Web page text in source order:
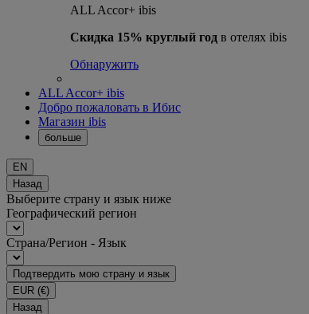
ALL Accor+ ibis
Скидка 15% круглый год в отелях ibis
Обнаружить
ALL Accor+ ibis
Добро пожаловать в Ибис
Магазин ibis
больше
EN
Назад
Выберите страну и язык ниже
Географический регион
Страна/Регион - Язык
Подтвердить мою страну и язык
EUR (€)
Назад